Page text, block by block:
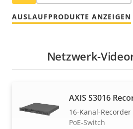
AUSLAUFPRODUKTE ANZEIGEN
Netzwerk-
AXIS S3016
16-Kanal-
PoE-Switch